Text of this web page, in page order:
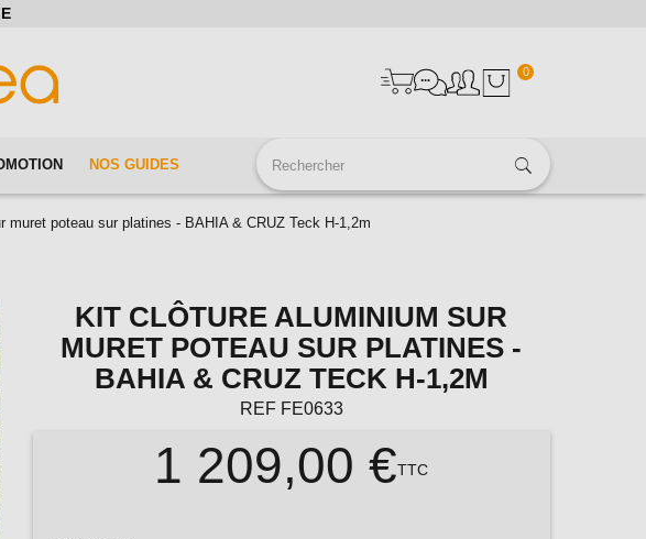
0
NOS GUIDES
muret poteau sur platines - BAHIA & CRUZ Teck H-1,2m
KIT CLÔTURE ALUMINIUM SUR
MURET POTEAU SUR PLATINES -
BAHIA & CRUZ TECK H-1,2M
REF FE0633
1 209,00 €TTC